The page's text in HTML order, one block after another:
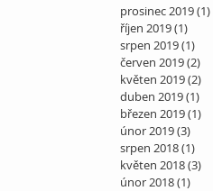
prosinec 2019(1)
říjen 2019(1)
srpen 2019(1)
červen 2019(2)
květen 2019(2)
duben 2019(1)
březen 2019(1)
únor 2019(3)
srpen 2018(1)
květen 2018(3)
únor 2018(1)